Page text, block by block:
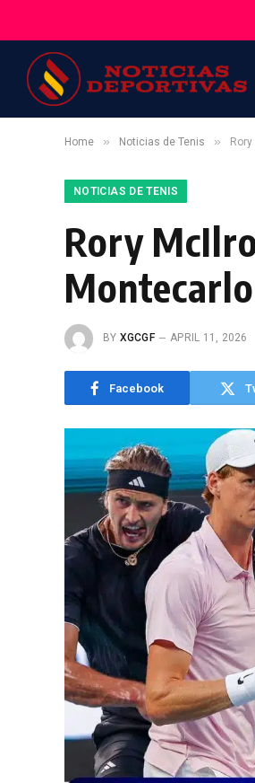
Home » Noticias de Tenis »
NOTICIAS DE TENIS
Rory
BY XGCGF APRIL 11, 2026
Facebook